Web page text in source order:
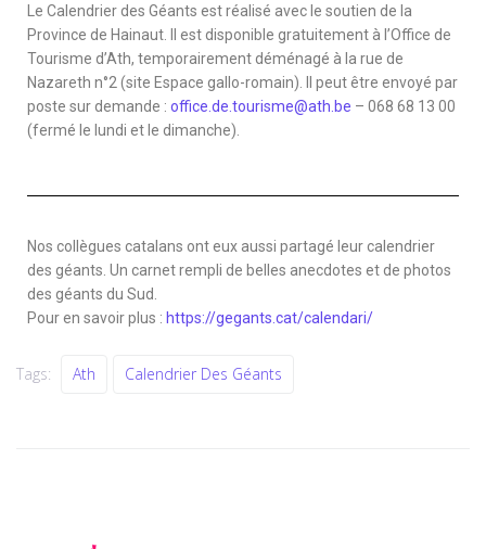
Le Calendrier des Géants est réalisé avec le soutien de la
Province de Hainaut. Il est disponible gratuitement à l’Office de
Tourisme d’Ath, temporairement déménagé à la rue de
Nazareth n°2 (site Espace gallo-romain). Il peut être envoyé par
poste sur demande : office.de.tourisme@ath.be – 068 68 13 00
(fermé le lundi et le dimanche).
Nos collègues catalans ont eux aussi partagé leur calendrier
des géants. Un carnet rempli de belles anecdotes et de photos
des géants du Sud.
Pour en savoir plus : https://gegants.cat/calendari/
Tags: Ath Calendrier Des Géants